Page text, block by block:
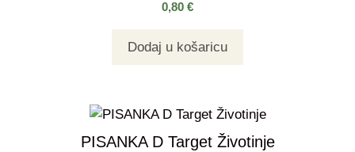
0,80 €
Dodaj u košaricu
PISANKA D Target Životinje